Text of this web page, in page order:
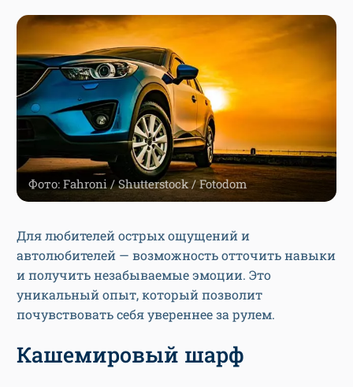
Фото: Fahroni / Shutterstock / Fotodom
Для любителей острых ощущений и
автолюбителей — возможность отточить навыки
и получить незабываемые эмоции. Это
уникальный опыт, который позволит
почувствовать себя увереннее за рулем.
Кашемировый шарф